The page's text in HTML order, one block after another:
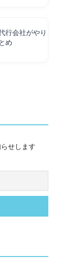
行会社がやり
め
せします